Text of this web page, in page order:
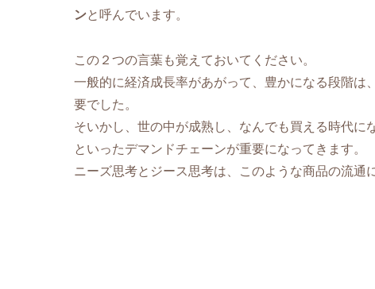
ンと呼んでいます。
この２つの言葉も覚えておいてください。
一般的に経済成長率があがって、豊かになる段階
要でした。
そいかし、世の中が成熟し、なんでも買える時代
といったデマンドチェーンが重要になってきます。
ニーズ思考とジース思考は、このような商品の流通